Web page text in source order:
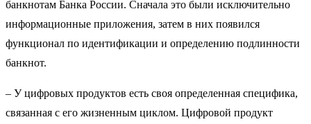
банкнотам Банка России. Сначала это были исключительно
информационные приложения, затем в них появился
функционал по идентификации и определению подлинности
банкнот.
– У цифровых продуктов есть своя определенная специфика,
связанная с его жизненным циклом. Цифровой продукт